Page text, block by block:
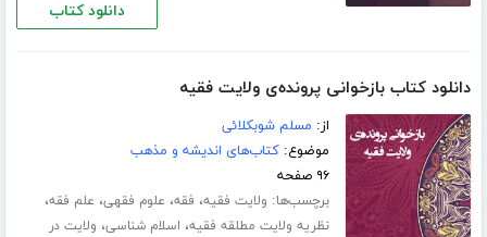
دانلود کتاب
دانلود کتاب بازخوانی پرونده‌ی ولایت فقیه
از: مسلم شوبکلائی
موضوع:کتاب‌های اندیشه و مذهب
۹۶ صفحه
برچسب‌ها: ولایت فقیه، فقه، علوم فقهی، علم فقه،
نظریه ولایت مطلقه فقیه، اسلام شناسی، ولایت در